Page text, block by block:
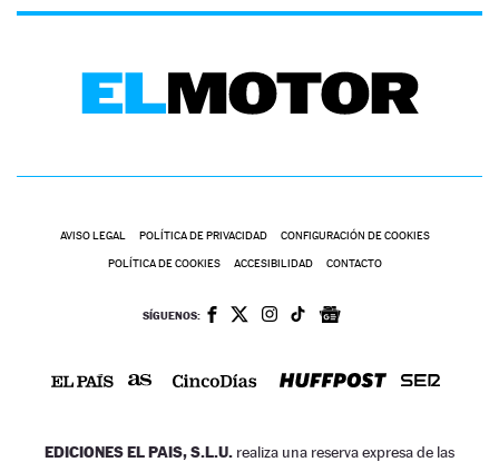
AVISO LEGAL POLÍTICA DE PRIVACIDAD CONFIGURACIÓN DE COOKIES
POLÍTICA DE COOKIES ACCESIBILIDAD CONTACTO
SÍGUENOS:
EDICIONES EL PAIS, S.L.U. realiza una reserva expresa de las